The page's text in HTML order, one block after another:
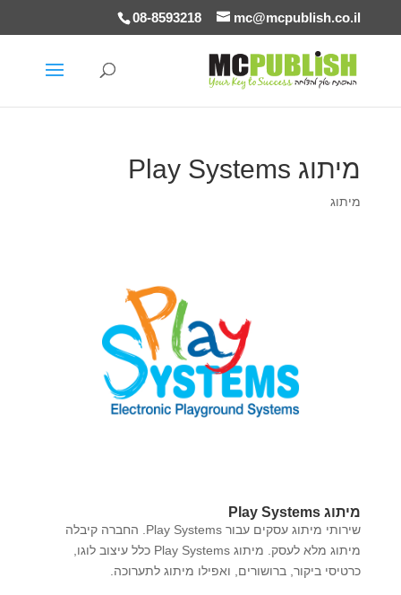
08-8593218 mc@mcpublish.co.il
מיתוג Play Systems
מיתוג
מיתוג Play Systems
שירותי מיתוג עסקים עבור Play Systems. החברה קיבלה
מיתוג מלא לעסק. מיתוג Play Systems כלל עיצוב לוגו,
כרטיסי ביקור, ברושורים, ואפילו מיתוג לתערוכה.